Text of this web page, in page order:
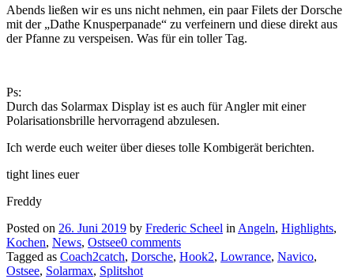
Abends ließen wir es uns nicht nehmen, ein paar Filets der Dorsche
mit der „Dathe Knusperpanade“ zu verfeinern und diese direkt aus
der Pfanne zu verspeisen. Was für ein toller Tag.
Ps:
Durch das Solarmax Display ist es auch für Angler mit einer
Polarisationsbrille hervorragend abzulesen.
Ich werde euch weiter über dieses tolle Kombigerät berichten.
tight lines euer
Freddy
Posted on 26. Juni 2019 by Frederic Scheel in Angeln, Highlights,
Kochen, News, Ostsee0 comments
Tagged as Coach2catch, Dorsche, Hook2, Lowrance, Navico,
Ostsee, Solarmax, Splitshot